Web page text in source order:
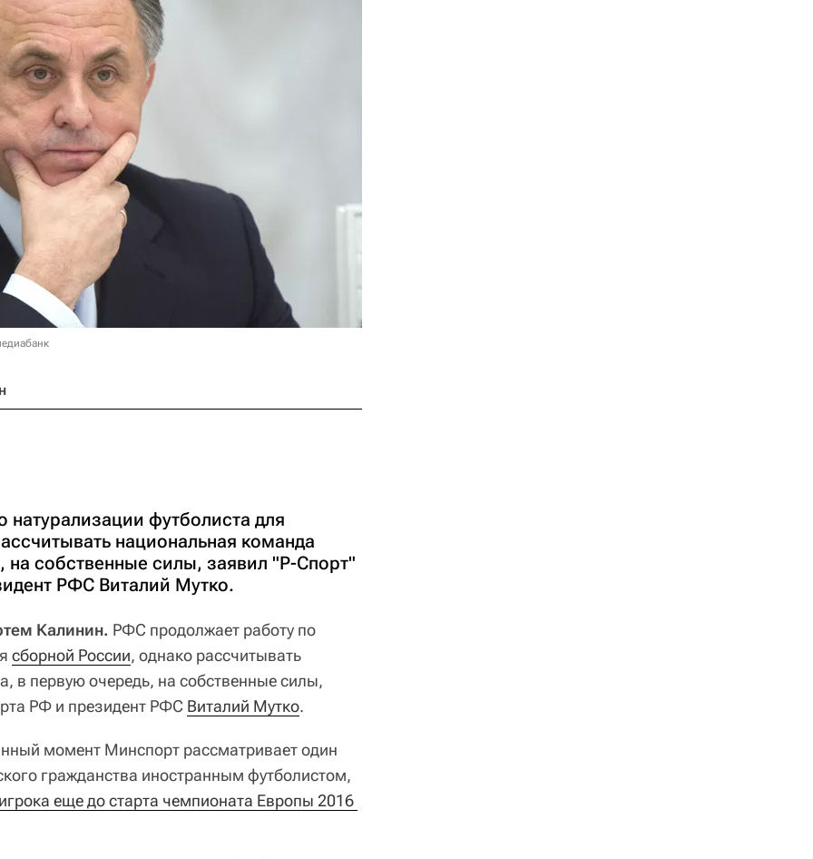
футболиста для
национальная команда
на собственные силы, заявил "Р-Спорт"
РФС Виталий Мутко.
Калинин. РФС продолжает работу по
сборной России, однако рассчитывать
в первую очередь, на собственные силы,
РФ и президент РФС Виталий Мутко.
момент Минспорт рассматривает один
гражданства иностранным футболистом,
еще до старта чемпионата Европы 2016